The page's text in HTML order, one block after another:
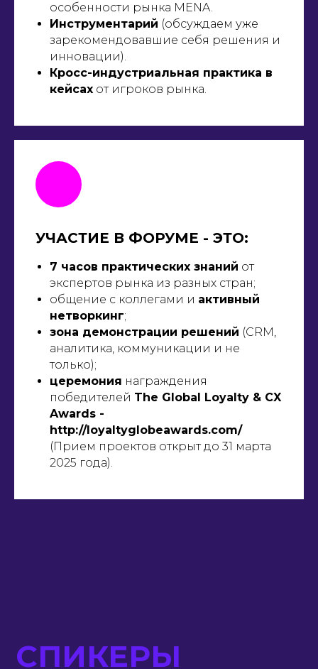
особенности рынка MENA.
Инструментарий (обсуждаем уже
зарекомендовавшие себя решения и
инновации).
Кросс-индустриальная практика в
кейсах от игроков рынка.
УЧАСТИЕ В ФОРУМЕ - ЭТО:
7 часов практических знаний от
экспертов рынка из разных стран;
общение с коллегами и активный
нетворкинг;
зона демонстрации решений (CRM,
аналитика, коммуникации и не
только);
церемония награждения
победителей The Global Loyalty & CX
Awards -
http://loyaltyglobeawards.com/
(Прием проектов открыт до 31 марта
2025 года).
СПИКЕРЫ
Дубай, Marriott Al Jaddaf